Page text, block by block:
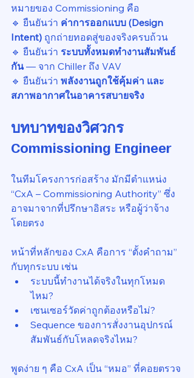
หมายของ Commissioning คือ
🔹 ยืนยันว่า ค่าการออกแบบ (Design
Intent) ถูกถ่ายทอดสู่ของจริงครบถ้วน
🔹 ยืนยันว่า ระบบทั้งหมดทำงานสัมพันธ์
กัน — จาก Chiller ถึง VAV
🔹 ยืนยันว่า พลังงานถูกใช้คุ้มค่า และ
สภาพอากาศในอาคารสบายจริง
บทบาทของวิศวกร
Commissioning Engineer
ในทีมโครงการก่อสร้าง มักมีตำแหน่ง
“CxA – Commissioning Authority” ซึ่ง
อาจมาจากที่ปรึกษาอิสระ หรือผู้ว่าจ้าง
โดยตรง
หน้าที่หลักของ CxA คือการ “ตั้งคำถาม”
กับทุกระบบ เช่น
ระบบนี้ทำงานได้จริงในทุกโหมด
ไหม?
เซนเซอร์วัดค่าถูกต้องหรือไม่?
Sequence ของการสั่งงานอุปกรณ์
สัมพันธ์กับโหลดจริงไหม?
พูดง่าย ๆ คือ CxA เป็น “หมอ” ที่คอยตรวจ